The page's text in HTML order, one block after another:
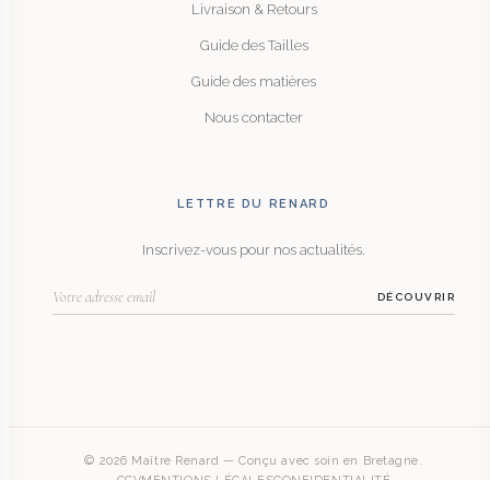
Livraison & Retours
Guide des Tailles
Guide des matières
Nous contacter
LETTRE DU RENARD
Inscrivez-vous pour nos actualités.
DÉCOUVRIR
© 2026 Maître Renard — Conçu avec soin en Bretagne.